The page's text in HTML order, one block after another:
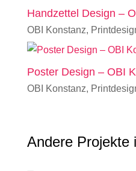
Handzettel Design –
OBI Konstanz,
Poster Design – OBI
OBI Konstanz,
Andere Projekte